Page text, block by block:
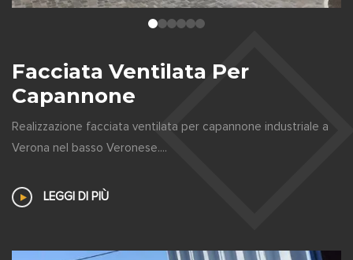
Facciata Ventilata Per
Capannone
Realizzazione facciata ventilata per capannone industriale a
Verona nel basso Veronese....
LEGGI DI PIÙ